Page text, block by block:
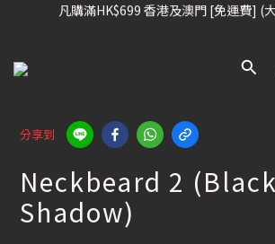
凡購滿HK$699 香港及澳門 [免運費] (
凡購滿HK$699 香港及澳門 [免運費] (
滑雪板, 固定器, 滑雪靴, 護目鏡 頭盔 , 85折
凡購滿HK$699 香港及澳門 [免運費] (
分享到
Neckbeard 2 (Black
Shadow)